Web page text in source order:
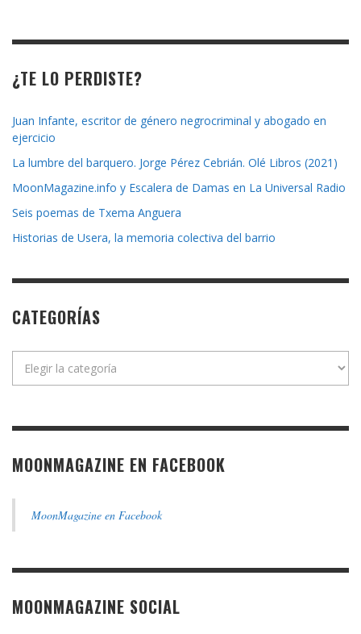
¿TE LO PERDISTE?
Juan Infante, escritor de género negrocriminal y abogado en
ejercicio
La lumbre del barquero. Jorge Pérez Cebrián. Olé Libros (2021)
MoonMagazine.info y Escalera de Damas en La Universal Radio
Seis poemas de Txema Anguera
Historias de Usera, la memoria colectiva del barrio
CATEGORÍAS
MOONMAGAZINE EN FACEBOOK
MoonMagazine en Facebook
MOONMAGAZINE SOCIAL